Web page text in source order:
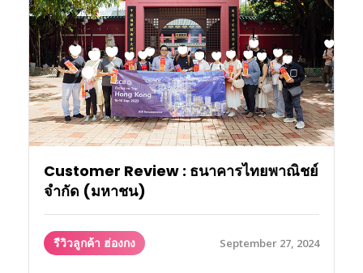
Customer Review : ธนาคารไทยพาณิชย์
จำกัด (มหาชน)
รีวิวลูกค้า ฮ่องกง September 27, 2024